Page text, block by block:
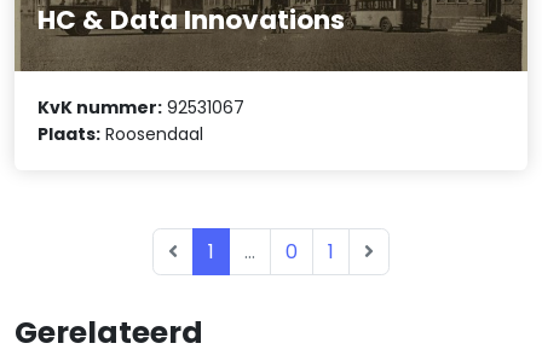
Gerelateerd
HC & Data Innovations
KvK nummer: 92531067
Plaats: Roosendaal
1 ... 0 1